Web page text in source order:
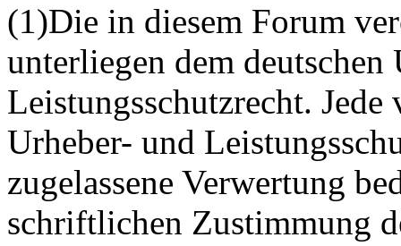
(1)Die in diesem Forum
unterliegen dem deutschen
Leistungsschutzrecht. Jede
Urheber- und
zugelassene Verwertung
schriftlichen Zustimmung